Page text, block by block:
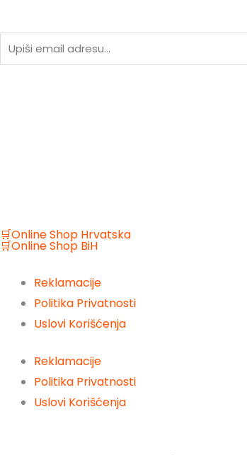
Email
🛒Online Shop Hrvatska
🛒Online Shop BiH
Reklamacije
Politika Privatnosti
Uslovi Korišćenja
Reklamacije
Politika Privatnosti
Uslovi Korišćenja